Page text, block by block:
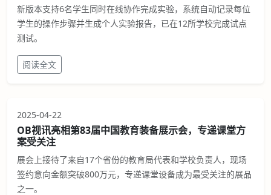
新版本支持6名学生同时在线协作完成实验，系统自动记录每位
学生的操作步骤并生成个人实验报告，已在12所学校完成试点
测试。
阅读全文
2025-04-22
OB视讯亮相第83届中国教育装备展示会，专递课堂方
案受关注
展会上接待了来自17个省份的教育局代表和学校负责人，现场
签约意向金额突破800万元，专递课堂设备成为最受关注的展品
之一。